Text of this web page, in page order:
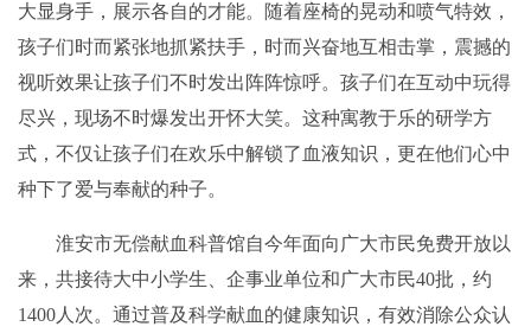
大显身手，展示各自的才能。随着座椅的晃动和喷气特效，
孩子们时而紧张地抓紧扶手，时而兴奋地互相击掌，震撼的
视听效果让孩子们不时发出阵阵惊呼。孩子们在互动中玩得
尽兴，现场不时爆发出开怀大笑。这种寓教于乐的研学方
式，不仅让孩子们在欢乐中解锁了血液知识，更在他们心中
种下了爱与奉献的种子。
淮安市无偿献血科普馆自今年面向广大市民免费开放以
来，共接待大中小学生、企事业单位和广大市民40批，约
1400人次。通过普及科学献血的健康知识，有效消除公众认